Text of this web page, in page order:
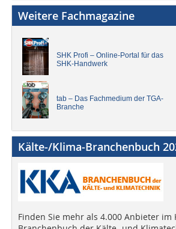
Weitere Fachmagazine
SHK Profi – Online-Portal für das
SHK-Handwerk
tab – Das Fachmedium der TGA-
Branche
Kälte-/Klima-Branchenbuch
Finden Sie mehr als 4.000 Anbieter im